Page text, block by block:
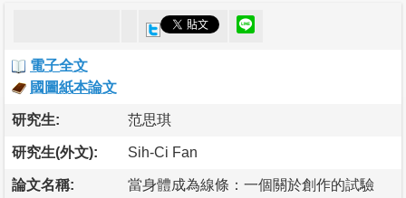
電子全文
國圖紙本論文
研究生: 范思琪
研究生(外文): Sih-Ci Fan
論文名稱: 當身體成為線條：一個關於創作的試驗